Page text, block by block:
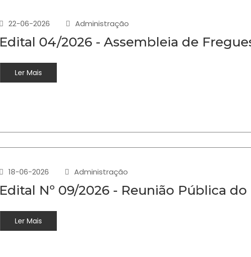
22-06-2026 Administração
Edital 04/2026 - Assembleia de
Ler Mais
18-06-2026 Administração
Edital Nº 09/2026 - Reunião Pública
Ler Mais